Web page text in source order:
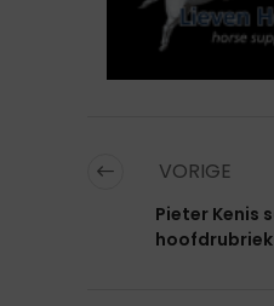
VORIGE
Pieter Kenis